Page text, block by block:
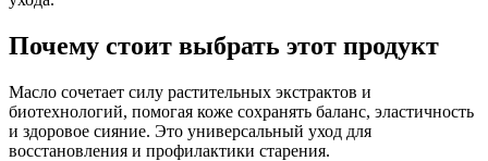
Почему стоит выбрать этот продукт
Масло сочетает силу растительных экстрактов и
биотехнологий, помогая коже сохранять баланс, эластичность
и здоровое сияние. Это универсальный уход для
восстановления и профилактики старения.